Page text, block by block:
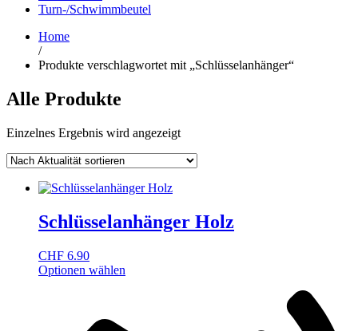
Turn-/Schwimmbeutel
Home
/
Produkte verschlagwortet mit „Schlüsselanhänger“
Alle Produkte
Einzelnes Ergebnis wird angezeigt
Schlüsselanhänger Holz
CHF 6.90
Optionen wählen